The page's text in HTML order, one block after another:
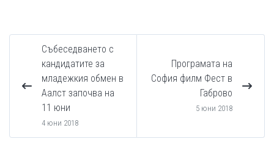
Събеседването с
кандидатите за
младежкия обмен в
Аалст започва на
11 юни
4 юни 2018
Програмата на
София филм Фест в
Габрово
5 юни 2018